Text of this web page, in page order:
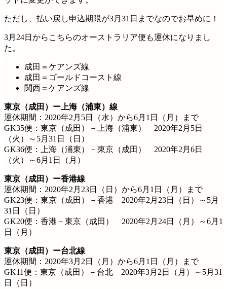
ただし、払い戻し申込期限が3月31日までなのでお早めに！
3月24日からこちらのオーストラリア便も運休になりまし
た。
成田＝ケアンズ線
成田＝ゴールドコースト線
関西＝ケアンズ線
東京（成田）ー上海（浦東）線
運休期間：2020年2月5日（水）から6月1日（月）まで
GK35便：東京（成田）－上海（浦東） 2020年2月5日
（火）～5月31日（日）
GK36便：上海（浦東）－東京（成田） 2020年2月6日
（火）～6月1日（月）
東京（成田）ー香港線
運休期間：2020年2月23日（日）から6月1日（月）まで
GK23便：東京（成田）－香港 2020年2月23日（日）～5月
31日（日）
GK20便：香港－東京（成田） 2020年2月24日（月）～6月1
日（月）
東京（成田）ー台北線
運休期間：2020年3月2日（月）から6月1日（月）まで
GK11便：東京（成田）－台北 2020年3月2日（月）～5月31
日（日）